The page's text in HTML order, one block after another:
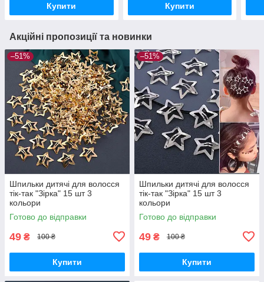
Купити Купити
Акційні пропозиції та новинки
–51%
Шпильки дитячі для волосся
тік-так "Зірка" 15 шт 3
кольори
Готово до відправки
49 ₴ 100 ₴
Купити
–51%
Шпильки дитячі для волосся
тік-так "Зірка" 15 шт 3
кольори
Готово до відправки
49 ₴ 100 ₴
Купити